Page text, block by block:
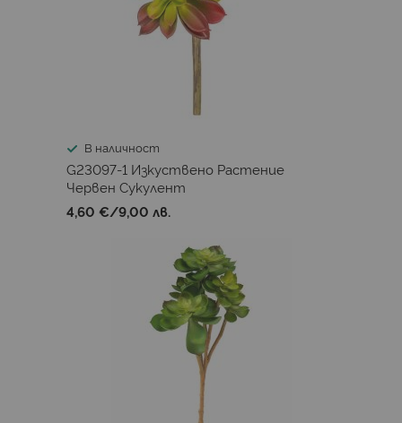
В наличност
G23097-1 Изкуствено Растение
Червен Сукулент
4,60 €/9,00 лв.